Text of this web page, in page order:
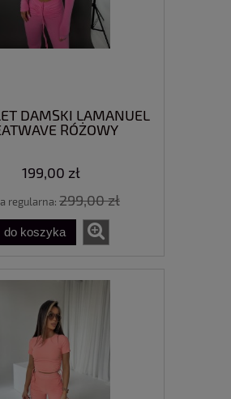
TELL HER
DAMSKI LAMANUEL
RÓŻOWY
199,00 zł
regularna: 299,00 zł
do koszyka